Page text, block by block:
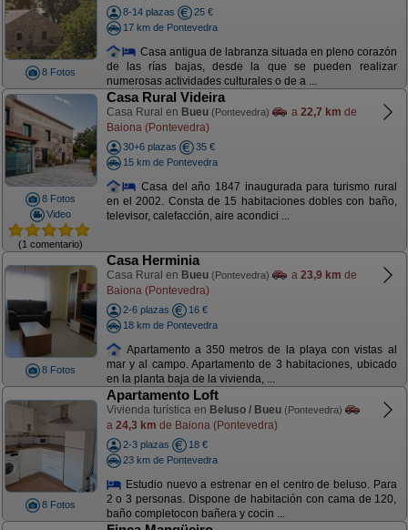
8 Fotos
8-14 plazas
25 €
17 km de Pontevedra
Casa antigua de labranza situada en pleno corazón
de las rías bajas, desde la que se pueden realizar
numerosas actividades culturales o de a ...
8 Fotos
Video
(1 comentario)
Casa Rural Videira
Casa Rural en Bueu (Pontevedra) a 22,7 km de
Baiona (Pontevedra)
30+6 plazas
35 €
15 km de Pontevedra
Casa del año 1847 inaugurada para turismo rural
en el 2002. Consta de 15 habitaciones dobles con baño,
televisor, calefacción, aire acondici ...
8 Fotos
Casa Herminia
Casa Rural en Bueu (Pontevedra) a 23,9 km de
Baiona (Pontevedra)
2-6 plazas
16 €
18 km de Pontevedra
Apartamento a 350 metros de la playa con vistas al
mar y al campo. Apartamento de 3 habitaciones, ubicado
en la planta baja de la vivienda, ...
8 Fotos
Apartamento Loft
Vivienda turística en Beluso / Bueu (Pontevedra)
a 24,3 km de Baiona (Pontevedra)
2-3 plazas
18 €
23 km de Pontevedra
Estudio nuevo a estrenar en el centro de beluso. Para
2 o 3 personas. Dispone de habitación con cama de 120,
baño completocon bañera y cocin ...